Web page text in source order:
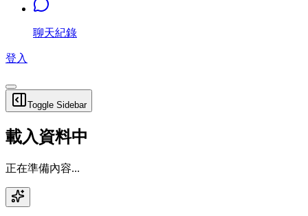
聊天紀錄
登入
Toggle Sidebar
載入資料中
正在準備內容...